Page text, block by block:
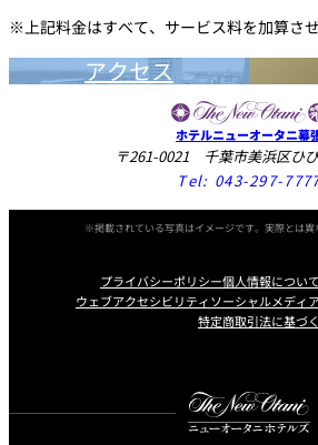
※上記料金はすべて、サービス料を加算さ
アクセス
ホテルニューオータニ幕
〒261-0021 千葉市美浜区ひ
Tel: 043-297-
※掲載されている写真はイメージです。実際とは異
プライバシーポリシー個人情報につい
ウェブアクセシビリティソーシャルメディ
特定商取引法に基づ